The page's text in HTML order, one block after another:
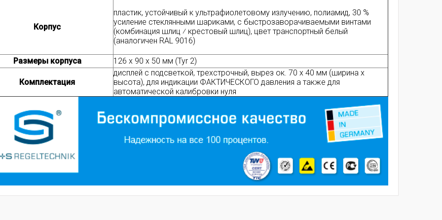
Корпус
пластик, устойчивый к ультрафиолетовому излучению, полиамид, 30 %
усиление стеклянными шариками, с быстрозаворачиваемыми винтами
(комбинация шлиц ⁄ крестовый шлиц), цвет транспортный белый
(аналогичен RAL 9016)
Размеры корпуса 126 x 90 x 50 мм (Tyr 2)
Комплектация
дисплей с подсветкой, трехстрочный, вырез ок. 70 x 40 мм (ширина x
высота), для индикации ФАКТИЧЕСКОГО давления а также для
автоматической калибровки нуля